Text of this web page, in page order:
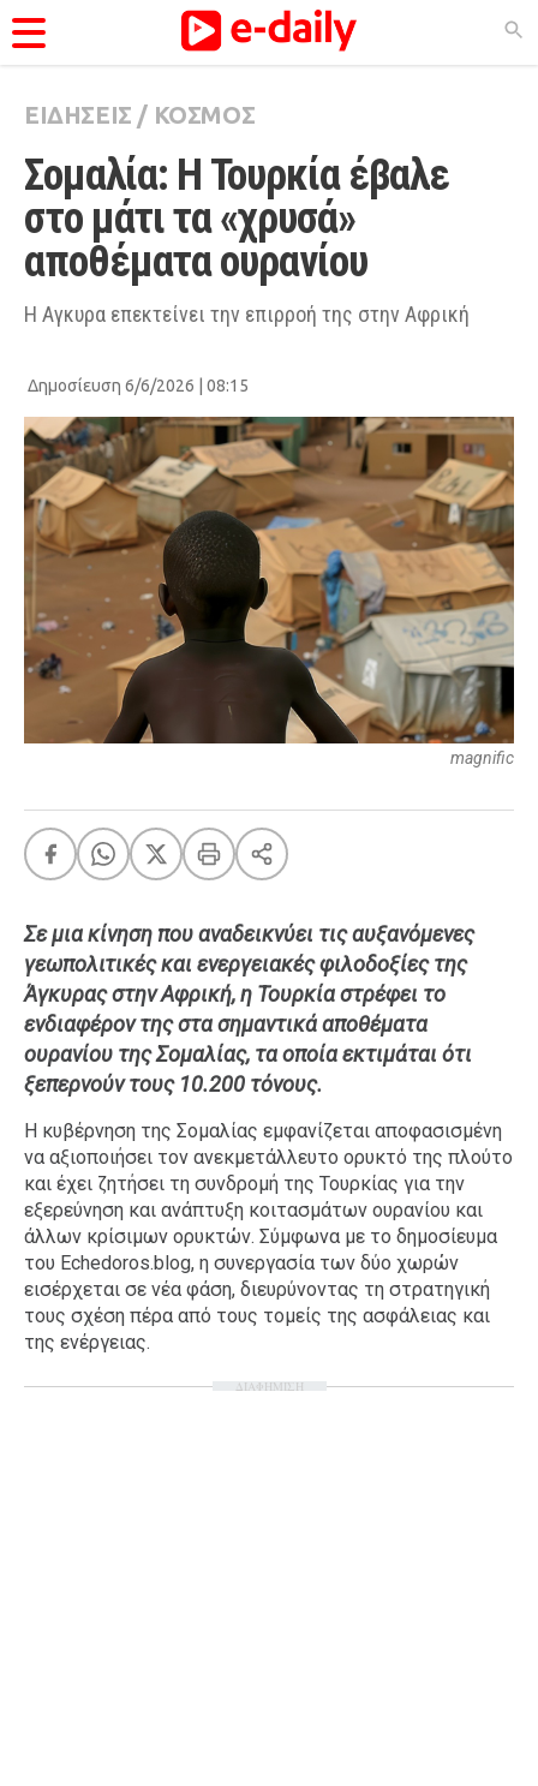
ΚΑΤΗΓΟΡΊΕΣ
Ειδήσεις
Θέματα
Videos
Podcasts
Life
City Guide
Pop Culture
Agenda
FEEDS
Eurovision
A-List LGBTQI+
LIFE
Food
Body+Mind
Σπίτι
Family
Σχέσεις
AGENDA
Agenda
ΕΙΔΗΣΕΙΣ / ΚΟΣΜΟΣ
Σομαλία: Η Τουρκία έβαλε
στο μάτι τα «χρυσά»
αποθέματα ουρανίου
Η Αγκυρα επεκτείνει την επιρροή της στην Αφρική
Δημοσίευση 6/6/2026 | 08:15
magnific
Σε μια κίνηση που αναδεικνύει τις αυξανόμενες
γεωπολιτικές και ενεργειακές φιλοδοξίες της
Άγκυρας στην Αφρική, η Τουρκία στρέφει το
ενδιαφέρον της στα σημαντικά αποθέματα
ουρανίου της Σομαλίας, τα οποία εκτιμάται ότι
ξεπερνούν τους 10.200 τόνους.
Η κυβέρνηση της Σομαλίας εμφανίζεται αποφασισμένη
να αξιοποιήσει τον ανεκμετάλλευτο ορυκτό της πλούτο
και έχει ζητήσει τη συνδρομή της Τουρκίας για την
εξερεύνηση και ανάπτυξη κοιτασμάτων ουρανίου και
άλλων κρίσιμων ορυκτών. Σύμφωνα με το δημοσίευμα
του Echedoros.blog, η συνεργασία των δύο χωρών
εισέρχεται σε νέα φάση, διευρύνοντας τη στρατηγική
τους σχέση πέρα από τους τομείς της ασφάλειας και
της ενέργειας.
ΔΙΑΦΗΜΙΣΗ